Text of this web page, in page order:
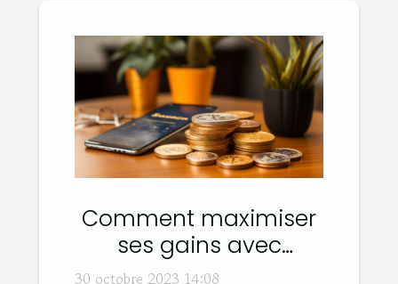
Comment maximiser
ses gains avec
Sweatcoin ?
30 octobre 2023 14:08